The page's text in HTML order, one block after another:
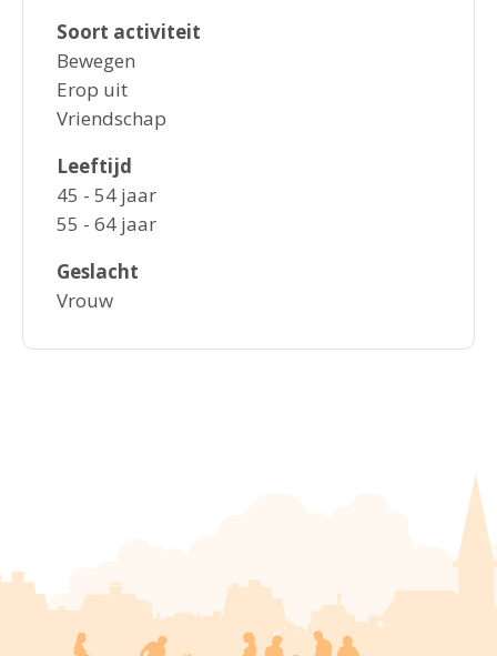
Soort activiteit
Bewegen
Erop uit
Vriendschap
Leeftijd
45 - 54 jaar
55 - 64 jaar
Geslacht
Vrouw